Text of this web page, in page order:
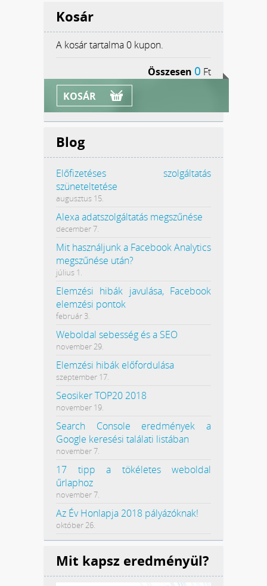
Kosár
A kosár tartalma 0 kupon.
Összesen 0 Ft
KOSÁR
Blog
Előfizetéses szolgáltatás
szüneteltetése
augusztus 15.
Alexa adatszolgáltatás megszűnése
december 7.
Mit használjunk a Facebook Analytics
megszűnése után?
július 1.
Elemzési hibák javulása, Facebook
elemzési pontok
február 3.
Weboldal sebesség és a SEO
november 29.
Elemzési hibák előfordulása
szeptember 17.
Seosiker TOP20 2018
november 19.
Search Console eredmények a
Google keresési találati listában
november 7.
17 tipp a tökéletes weboldal
űrlaphoz
november 7.
Az Év Honlapja 2018 pályázóknak!
október 26.
Mit kapsz eredményül?